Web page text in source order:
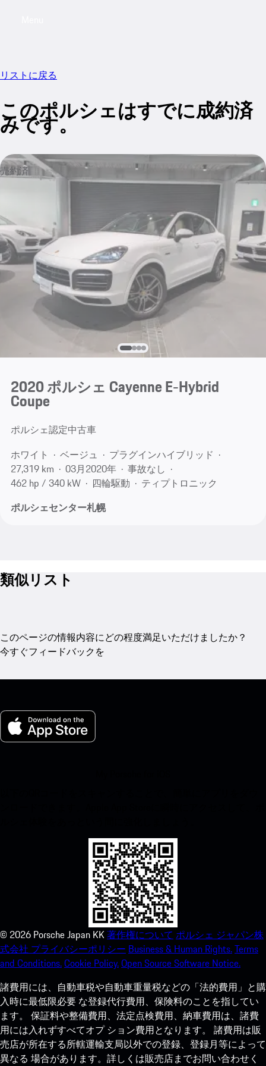
リストに戻る
このポルシェはすでに成約済
みです。
売約済
2020 ポルシェ Cayenne E-Hybrid
Coupe
ポルシェ認定中古車
ホワイト
ベージュ
プラグインハイブリッド
27,319 km
03月​2020年
事故なし
462 hp / 340 kW
四輪駆動
ティプトロニック
ポルシェセンター札幌
類似リスト
このページの情報内容にどの程度満足いただけましたか？
今すぐフィードバックを
© 2026 Porsche Japan KK著作権について ポルシェ ジャパン株
式会社 プライバシーポリシー Business & Human Rights.Terms
and Conditions.Cookie Policy.Open Source Software Notice.
諸費用には、自動車税や自動車重量税などの「法的費用」と購
入時に最低限必要 な登録代行費用、保険料のことを指してい
ます。 保証料や整備費用、法定点検費用、納車費用は、諸費
用には入れずすべてオプ ション費用となります。 諸費用は販
売店が所在する所轄運輸支局以外での登録、登録月等によって
異なる 場合があります。詳しくは販売店までお問い合わせく